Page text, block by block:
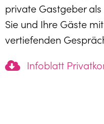
private Gastgeber
Sie und Ihre Gäste
vertiefenden
Infoblatt